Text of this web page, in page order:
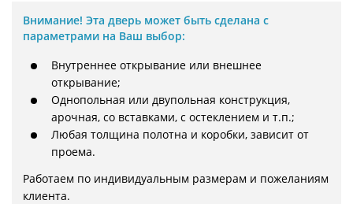
Внимание! Эта дверь может быть сделана с
параметрами на Ваш выбор:
Внутреннее открывание или внешнее
открывание;
Однопольная или двупольная конструкция,
арочная, со вставками, с остеклением и т.п.;
Любая толщина полотна и коробки, зависит от
проема.
Работаем по индивидуальным размерам и пожеланиям
клиента.